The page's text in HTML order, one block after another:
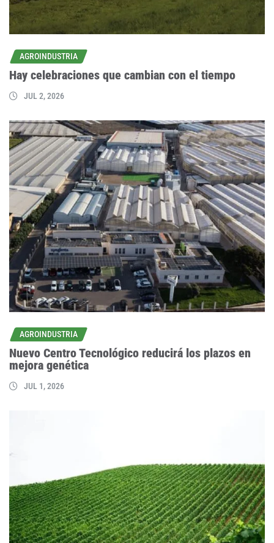
AGROINDUSTRIA
Hay celebraciones que cambian con el tiempo
JUL 2, 2026
AGROINDUSTRIA
Nuevo Centro Tecnológico reducirá los plazos en
mejora genética
JUL 1, 2026